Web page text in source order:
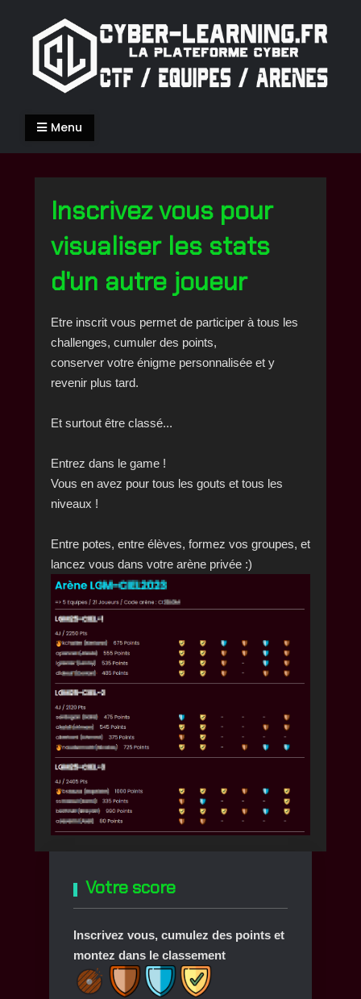
Cyber-Learning.fr
La Cyber-Sécurité de façon ludique
Menu
Inscrivez vous pour
visualiser les stats
d'un autre joueur
Etre inscrit vous permet de participer à tous les
challenges, cumuler des points,
conserver votre énigme personnalisée et y
revenir plus tard.
Et surtout être classé...
Entrez dans le game !
Vous en avez pour tous les gouts et tous les
niveaux !
Entre potes, entre élèves, formez vos groupes, et
lancez vous dans votre arène privée :)
Votre score
Inscrivez vous, cumulez des points et
montez dans le classement